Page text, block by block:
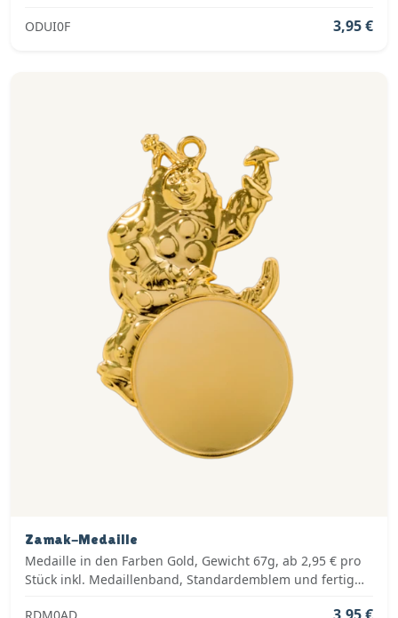
ODUI0F
3,95 €
Zamak-Medaille
Medaille in den Farben Gold, Gewicht 67g, ab 2,95 € pro
Stück inkl. Medaillenband, Standardemblem und fertig